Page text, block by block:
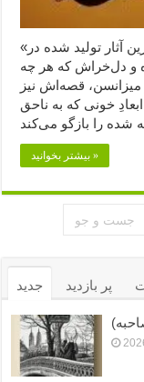
«ملیجک» بی‌شک خانه پدری (۱) یکی از بهترین آثار تولید شده در
و دل‌خراش که هر چه
قصه‌اش نیز
خونی که به ناحق
بیشتر بخوانید »
جدید پر بازدید